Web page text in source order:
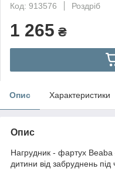
Код: 913576
Роздріб
1 265 ₴
Опис Характеристики
Опис
Нагрудник - фартух Beaba
дитини від забруднень